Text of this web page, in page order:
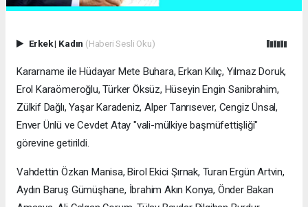
Erkek| Kadın (Haberi Sesli Oku)
Kararname ile Hüdayar Mete Buhara, Erkan Kılıç, Yılmaz Doruk,
Erol Karaömeroğlu, Türker Öksüz, Hüseyin Engin Sarıibrahim,
Zülkif Dağlı, Yaşar Karadeniz, Alper Tanrısever, Cengiz Ünsal,
Enver Ünlü ve Cevdet Atay "vali-mülkiye başmüfettişliği"
görevine getirildi.
Vahdettin Özkan Manisa, Birol Ekici Şırnak, Turan Ergün Artvin,
Aydın Baruş Gümüşhane, İbrahim Akın Konya, Önder Bakan